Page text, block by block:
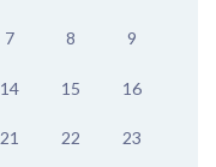
7 8 9
14 15 16
21 22 23